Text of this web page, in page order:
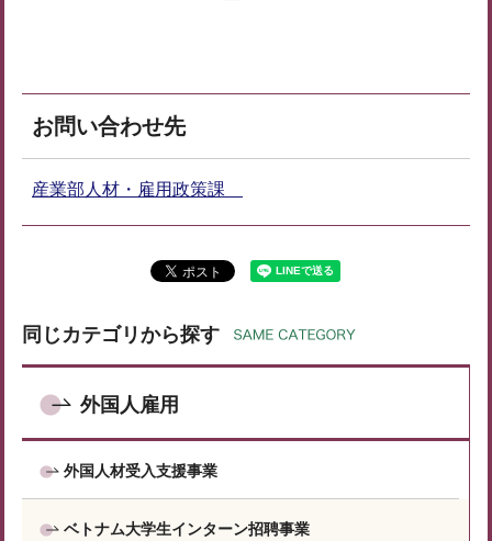
お問い合わせ先
産業部人材・雇用政策課
同じカテゴリから探す
外国人雇用
外国人材受入支援事業
ベトナム大学生インターン招聘事業